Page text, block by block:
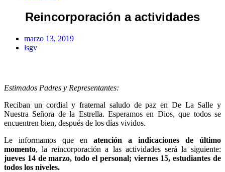
Reincorporación a actividades
marzo 13, 2019
lsgv
Estimados Padres y Representantes:
Reciban un cordial y fraternal saludo de paz en De La Salle y
Nuestra Señora de la Estrella. Esperamos en Dios, que todos se
encuentren bien, después de los días vividos.
Le informamos que en atención a indicaciones de último
momento, la reincorporación a las actividades será la siguiente:
jueves 14 de marzo, todo el personal; viernes 15, estudiantes de
todos los niveles.